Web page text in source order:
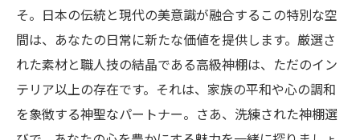
そ。日本の伝統と現代の美意識が融合するこの特別な空
間は、あなたの日常に新たな価値を提供します。厳選さ
れた素材と職人技の結晶である高級神棚は、ただのイン
テリア以上の存在です。それは、家族の平和や心の調和
を象徴する神聖なパートナー。さあ、洗練された神棚選